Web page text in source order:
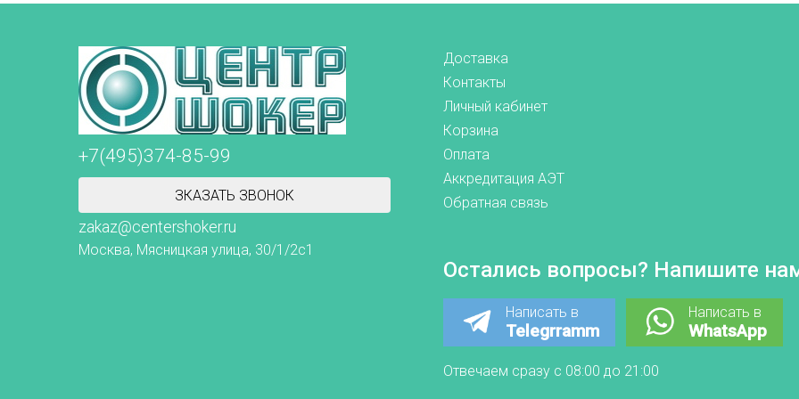
+7(495)374-85-99
ЗКАЗАТЬ ЗВОНОК
zakaz@centershoker.ru
Москва, Мясницкая улица, 30/1/2с1
Доставка
Контакты
Личный кабинет
Корзина
Оплата
Аккредитация АЭТ
Обратная связь
Остались вопросы? Напишите
Написать в
Telegrramm
Написать в
WhatsApp
Отвечаем сразу с 08:00 до 21:00